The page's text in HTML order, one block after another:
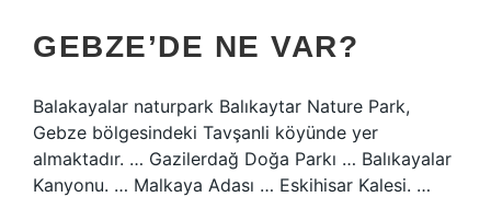
GEBZE’DE NE VAR?
Balakayalar naturpark Balıkaytar Nature Park,
Gebze bölgesindeki Tavşanli köyünde yer
almaktadır. … Gazilerdağ Doğa Parkı … Balıkayalar
Kanyonu. … Malkaya Adası … Eskihisar Kalesi. …